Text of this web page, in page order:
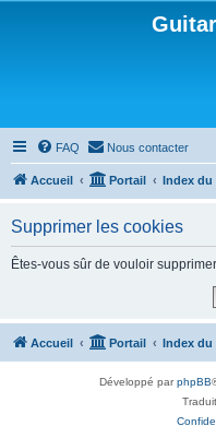
FAQ Nous contacter
Accueil Portail Index du
Supprimer les cookies
Êtes-vous sûr de vouloir
Accueil Portail Index du
Développé parphpBB